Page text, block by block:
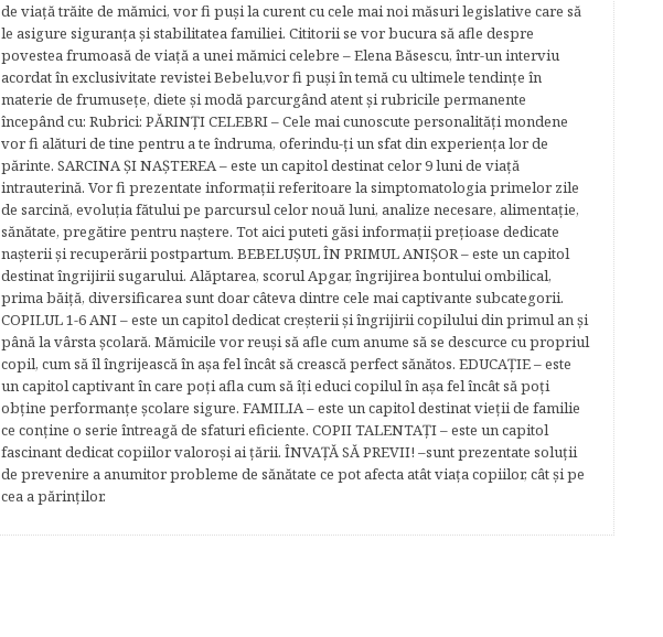
de viaţă trăite de mămici, vor fi puşi la curent cu cele mai noi măsuri legislative care să
le asigure siguranţa şi stabilitatea familiei. Cititorii se vor bucura să afle despre
povestea frumoasă de viață a unei mămici celebre – Elena Băsescu, într-un interviu
acordat în exclusivitate revistei Bebelu,vor fi puşi în temă cu ultimele tendinţe în
materie de frumuseţe, diete şi modă parcurgând atent şi rubricile permanente
începând cu: Rubrici: PĂRINŢI CELEBRI – Cele mai cunoscute personalităţi mondene
vor fi alături de tine pentru a te îndruma, oferindu-ţi un sfat din experienţa lor de
părinte. SARCINA ŞI NAŞTEREA – este un capitol destinat celor 9 luni de viaţă
intrauterină. Vor fi prezentate informaţii referitoare la simptomatologia primelor zile
de sarcină, evoluţia fătului pe parcursul celor nouă luni, analize necesare, alimentaţie,
sănătate, pregătire pentru naştere. Tot aici puteti găsi informaţii preţioase dedicate
naşterii şi recuperării postpartum. BEBELUŞUL ÎN PRIMUL ANIŞOR – este un capitol
destinat îngrijirii sugarului. Alăptarea, scorul Apgar, îngrijirea bontului ombilical,
prima băiţă, diversificarea sunt doar câteva dintre cele mai captivante subcategorii.
COPILUL 1-6 ANI – este un capitol dedicat creşterii şi îngrijirii copilului din primul an şi
până la vârsta şcolară. Mămicile vor reuşi să afle cum anume să se descurce cu propriul
copil, cum să îl îngrijească în aşa fel încât să crească perfect sănătos. EDUCAŢIE – este
un capitol captivant în care poţi afla cum să îţi educi copilul în aşa fel încât să poţi
obţine performanţe şcolare sigure. FAMILIA – este un capitol destinat vieţii de familie
ce conţine o serie întreagă de sfaturi eficiente. COPII TALENTAŢI – este un capitol
fascinant dedicat copiilor valoroși ai țării. ÎNVAŢĂ SĂ PREVII! –sunt prezentate soluţii
de prevenire a anumitor probleme de sănătate ce pot afecta atât viaţa copiilor, cât şi pe
cea a părinţilor.